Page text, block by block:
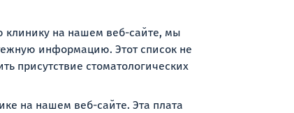
клинику на нашем веб-сайте, мы
информацию. Этот список не
присутствие стоматологических
на нашем веб-сайте. Эта плата